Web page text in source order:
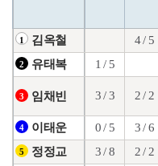
1 김옥철 4 / 5
2 유태복 1 / 5
3 임채빈 3 / 3 2 / 2
4 이태운 0 / 5 3 / 6
5 정정교 3 / 8 2 / 2